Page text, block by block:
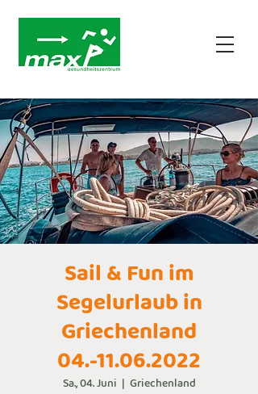
Sail & Fun im
Segelurlaub in
Griechenland
04.-11.06.2022
Sa., 04. Juni
  |
Griechenland